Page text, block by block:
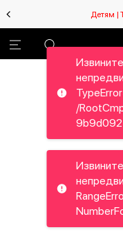
Детям |
/